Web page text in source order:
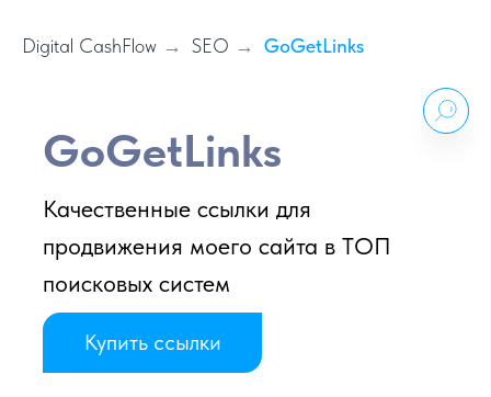
Digital CashFlow → SEO → GoGetLinks
GoGetLinks
Качественные ссылки для
продвижения моего сайта в ТОП
поисковых систем
Купить ссылки